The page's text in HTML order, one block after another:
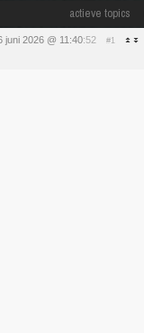
actieve topics
juni 2026 @ 11:40:52 #1